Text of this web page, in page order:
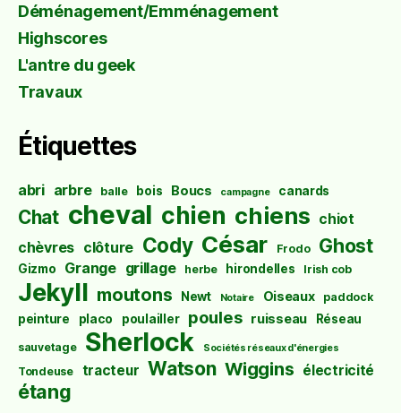
Déménagement/Emménagement
Highscores
L'antre du geek
Travaux
Étiquettes
abri arbre balle bois Boucs campagne canards
Chat cheval chien chiens chiot
chèvres clôture Cody César Frodo Ghost
Gizmo Grange grillage herbe hirondelles Irish cob
Jekyll moutons Newt Notaire Oiseaux paddock
peinture placo poulailler poules ruisseau Réseau
sauvetage Sherlock Sociétés réseaux d'énergies
Tondeuse tracteur Watson Wiggins électricité
étang